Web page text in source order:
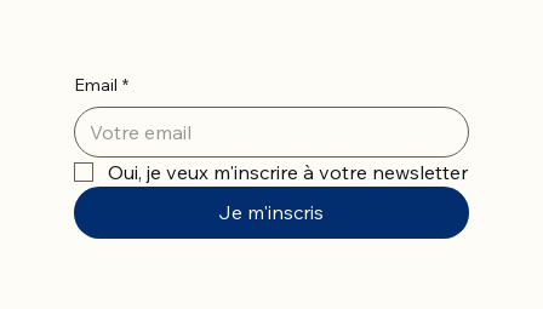
Email *
Oui, je veux m'inscrire à votre newsletter
Je m'inscris